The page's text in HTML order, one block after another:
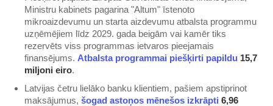
Ministru kabinets pagarina "Altum" īstenoto
mikroaizdevumu un starta aizdevumu atbalsta programmu
uzņēmējiem līdz 2029. gada beigām vai kamēr tiks
rezervēts viss programmas ietvaros pieejamais
finansējums. Atbalsta programmai piešķirti papildu 15,7
miljoni eiro.
Latvijas četru lielāko banku klientiem, pašiem apstiprinot
maksājumus, šogad astoņos mēnešos izkrāpti 6,96